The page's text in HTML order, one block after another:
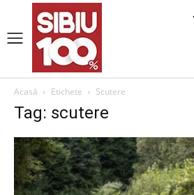
Acasă Etichete Scutere
Tag: scutere